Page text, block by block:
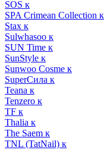
SOS к
SPA Crimean Collection к
Stax к
Sulwhasoo к
SUN Time к
SunStyle к
Sunwoo Cosme к
SuperСила к
Teana к
Tenzero к
TF к
Thalia к
The Saem к
TNL (TatNail) к